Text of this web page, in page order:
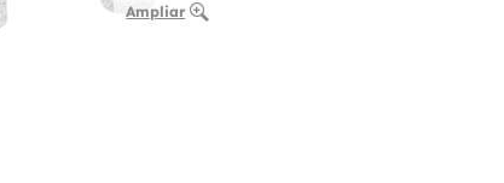
Ampliar